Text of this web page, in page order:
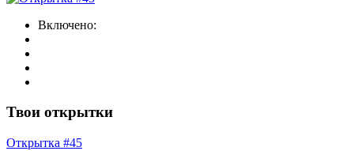
Включено:
Твои открытки
Открытка #45